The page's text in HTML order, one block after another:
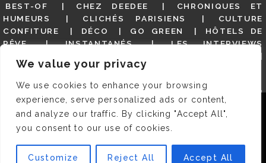
We value your privacy
We use cookies to enhance your browsing
experience, serve personalized ads or content,
and analyze our traffic. By clicking "Accept All",
you consent to our use of cookies.
Customize Reject All Accept All
BEST-OF
CHEZ DEEDEE
CHRONIQUES ET
HUMEURS
CLICHÉS PARISIENS
CULTURE
CONFITURE
DÉCO GO GREEN
HÔTELS DE
RÊVE
INSTANTANÉS
LES INTERVIEWS
MES ADRESSES
MODE
(BUT GOODIES)
PAR ICI LE MAGOT !
PARIS EN PHOTOS
RESTAURANTS
REVUE DE PRESSE DÉTAILLÉE, SIOU PLAIT
SALONS
DE THÉ
SHOPPING VIDÉOS
VITE ! UN RESTO
VOYAGES VOYAGES
© 2026 DEEDEE | TOUS DROITS RÉSERVÉS. DESIGNED BY
Nous utilisons des cookies pour vous garantir la meilleure
expérience sur notre site. Si vous continuez à utiliser ce
dernier, nous considérerons que vous acceptez l'utilisation des
cookies.